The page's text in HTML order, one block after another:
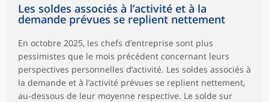
Les soldes associés à l’activité et à la
demande prévues se replient nettement
En octobre 2025, les chefs d’entreprise sont plus
pessimistes que le mois précédent concernant leurs
perspectives personnelles d’activité. Les soldes associés à
la demande et à l’activité prévues se replient nettement,
au-dessous de leur moyenne respective. Le solde sur